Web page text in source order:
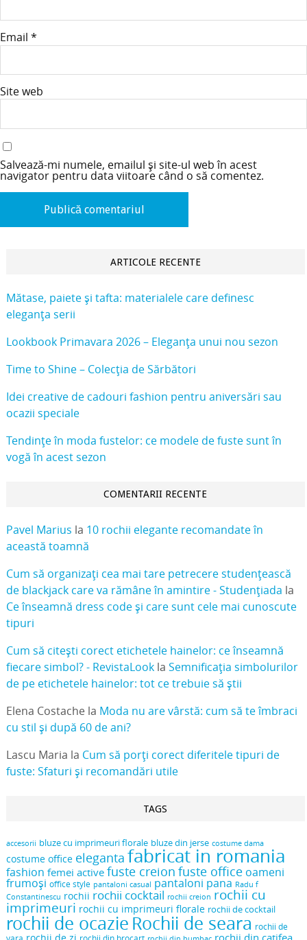
Email *
Site web
Salvează-mi numele, emailul și site-ul web în acest
navigator pentru data viitoare când o să comentez.
ARTICOLE RECENTE
Mătase, paiete și tafta: materialele care definesc
eleganța serii
Lookbook Primavara 2026 – Eleganța unui nou sezon
Time to Shine – Colecția de Sărbători
Idei creative de cadouri fashion pentru aniversări sau
ocazii speciale
Tendințe în moda fustelor: ce modele de fuste sunt în
vogă în acest sezon
COMENTARII RECENTE
Pavel Marius la 10 rochii elegante recomandate în
această toamnă
Cum să organizați cea mai tare petrecere studențească
de blackjack care va rămâne în amintire - Studențiada la
Ce înseamnă dress code și care sunt cele mai cunoscute
tipuri
Cum să citești corect etichetele hainelor: ce înseamnă
fiecare simbol? - RevistaLookla Semnificația simbolurilor
de pe etichetele hainelor: tot ce trebuie să știi
Elena Costachela Moda nu are vârstă: cum să te îmbraci
cu stil și după 60 de ani?
Lascu Maria la Cum să porți corect diferitele tipuri de
fuste: Sfaturi și recomandări utile
TAGS
accesorii bluze cu imprimeuri florale bluze din jerse costume dama
costume office eleganta fabricat in romania
fashion femei active fuste creion fuste office oameni
frumoși office style pantaloni casual pantaloni pana Radu f
Constantinescu rochii rochii cocktail rochii creion rochii cu
imprimeuri rochii cu imprimeuri florale rochii de cocktail
rochii de ocazie Rochii de seara rochii de